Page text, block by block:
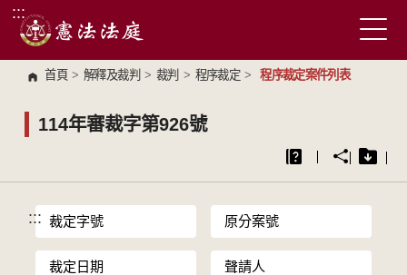
跳到主要內容區塊
:::
首頁 > 解釋及裁判 > 裁判 > 程序裁定 > 程序裁定案件列表
114年審裁字第926號
::: 裁定字號 原分案號
裁定日期 聲請人